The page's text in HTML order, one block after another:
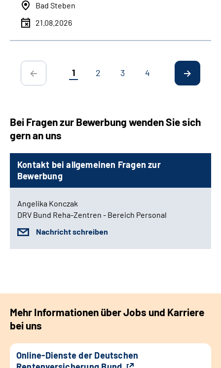
Bad Steben
21.08.2026
1 2 3 4
Bei Fragen zur Bewerbung wenden Sie sich
gern an uns
Kontakt bei allgemeinen Fragen zur
Bewerbung
Angelika Konczak
DRV Bund Reha-Zentren - Bereich Personal
Nachricht schreiben
Mehr Informationen über Jobs und Karriere
bei uns
Online-Dienste der Deutschen